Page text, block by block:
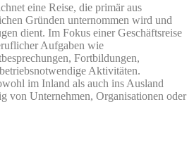
eine Reise, die primär aus
Gründen unternommen wird und
dient. Im Fokus einer Geschäftsreise
Aufgaben wie
Fortbildungen,
Aktivitäten.
im Inland als auch ins Ausland
von Unternehmen, Organisationen oder